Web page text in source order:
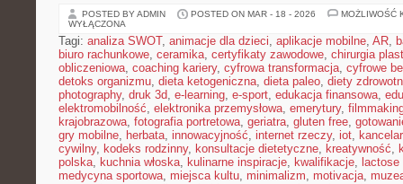
POSTED BY ADMIN POSTED ON MAR - 18 - 2026
MOŻLIWOŚĆ
WYŁĄCZONA
Tagi: analiza SWOT, animacje dla dzieci, aplikacje mobilne, AR,
biuro rachunkowe, ceramika, certyfikaty zawodowe, chirurgia
obliczeniowa, coaching kariery, cyfrowa transformacja, cyfrowe
detoks organizmu, dieta ketogeniczna, dieta paleo, diety
photography, druk 3d, e-learning, e-sport, edukacja finansowa,
elektromobilność, elektronika przemysłowa, emerytury,
krajobrazowa, fotografia portretowa, geriatra, gluten free,
gry mobilne, herbata, innowacyjność, internet rzeczy, iot,
cywilny, kodeks rodzinny, konsultacje dietetyczne, kreatywność,
polska, kuchnia włoska, kulinarne inspiracje, kwalifikacje, lactose
medycyna sportowa, miejsca kultu, minimalizm, motivacja,